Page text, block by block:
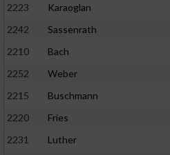
2223
Karaoglan
2242
Sassenrath
2210
Bach
2252
Weber
2215
Buschmann
2220
Fries
2231
Luther